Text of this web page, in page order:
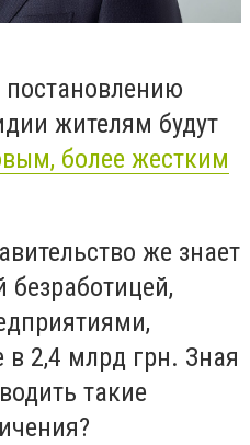
жителям будут
более жестким
же знает
безработицей,
в 2,4 млрд грн. Зная
такие